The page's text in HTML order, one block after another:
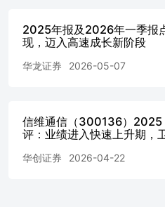
长20.4%。公司的电控执
升，并成功获得欧洲客户
技术积累，积极向下游新
切入人形机器人核心零部
象空间。 ⚫氢能及其他业
司在氢能领域已构建起“
2025年报及2026年一季报
现，迈入高速成长新阶段
华龙证券 2026-05-07
信维通信（300136）2025
评：业绩进入快速上升期，
华创证券 2026-04-22